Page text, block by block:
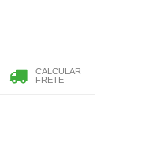
CALCULAR
FRETE